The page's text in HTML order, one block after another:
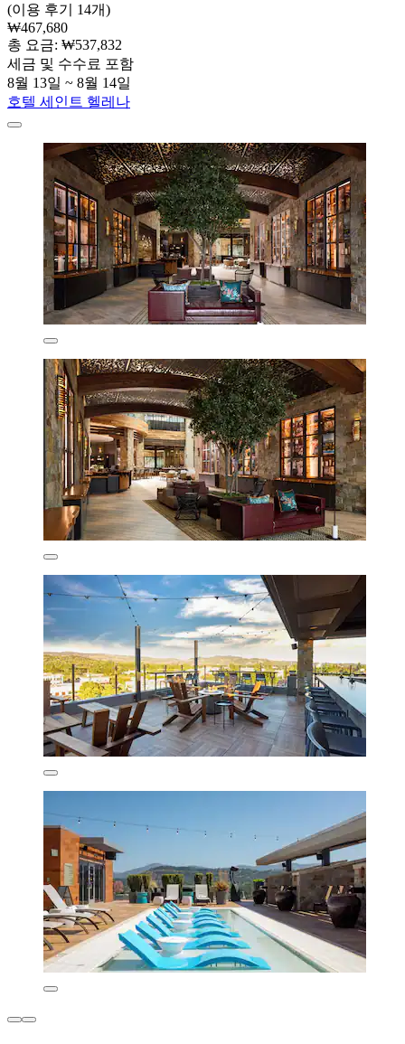
(이용 후기 14개)
₩467,680
총 요금: ₩537,832
세금 및 수수료 포함
8월 13일 ~ 8월 14일
호텔 세인트 헬레나